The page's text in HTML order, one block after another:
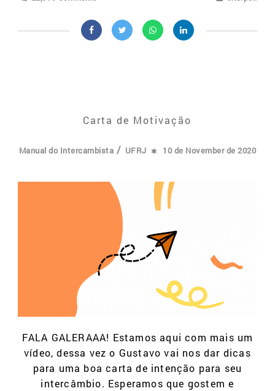
Carta de Motivação
Manual do Intercambista / UFRJ 10 de November de 2020
FALA GALERAAA! Estamos aqui com mais um
vídeo, dessa vez o Gustavo vai nos dar dicas
para uma boa carta de intenção para seu
intercâmbio. Esperamos que gostem e